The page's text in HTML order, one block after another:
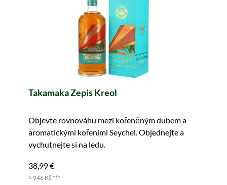
Takamaka Zepis Kreol
Objevte rovnováhu mezi kořeněným dubem a
aromatickými kořeními Seychel. Objednejte a
vychutnejte si na ledu.
38,99 €
≈ 946 Kč ***